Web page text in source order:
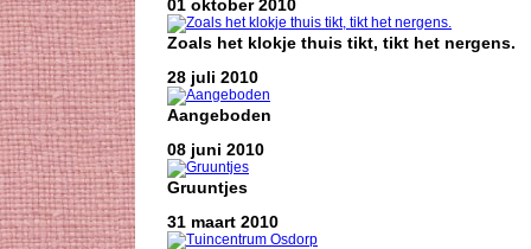
01 oktober 2010
Zoals het klokje thuis tikt, tikt het nergens.
28 juli 2010
Aangeboden
08 juni 2010
Gruuntjes
31 maart 2010